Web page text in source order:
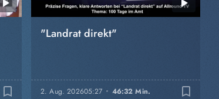
bookmark_border
"Landrat direkt"
2. Aug. 202605:27 46:32 Min. bookmark_border